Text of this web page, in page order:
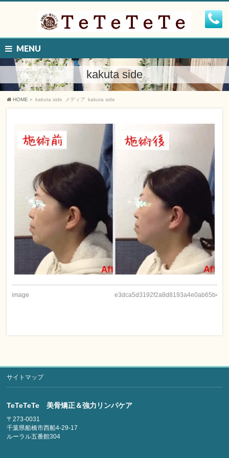
MENU
kakuta side
HOME » kakuta side メディア kakuta side
image
サイトマップ
TeTeTeTe 美骨矯正＆強力リンパケア
〒273-0031
千葉県船橋市西船4-29-17
ルーラル五番館304